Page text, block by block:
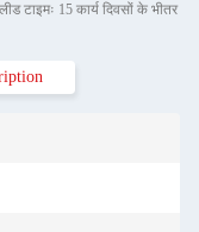
टाइमः 15 कार्य दिवसों के भीतर